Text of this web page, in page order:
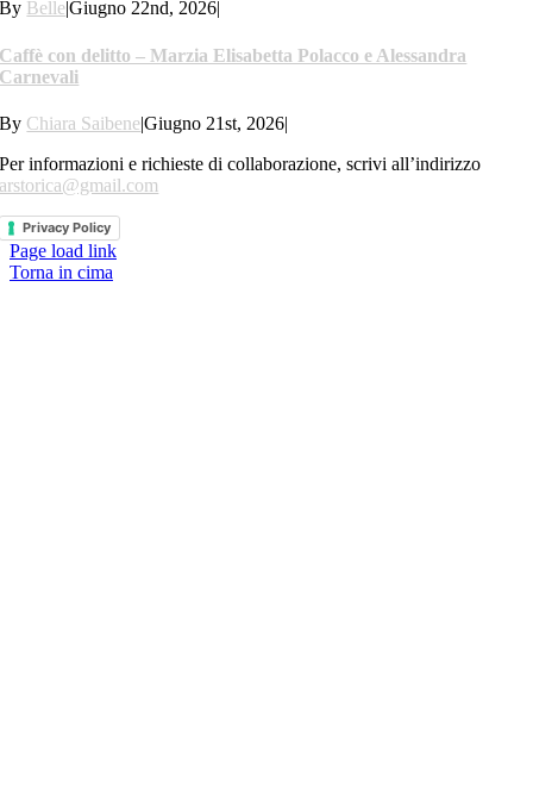
By Belle|Giugno 22nd, 2026|
Caffè con delitto – Marzia Elisabetta Polacco e Alessandra
Carnevali
By Chiara Saibene|Giugno 21st, 2026|
Per informazioni e richieste di collaborazione, scrivi all’indirizzo
arstorica@gmail.com
Privacy Policy
Page load link
Torna in cima